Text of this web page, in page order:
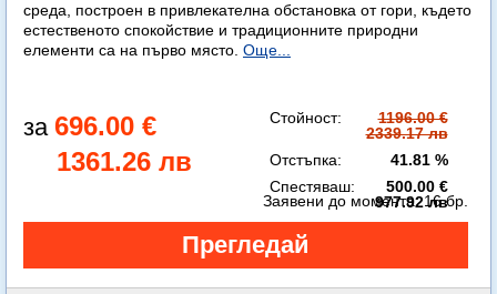
среда, построен в привлекателна обстановка от гори, където
естественото спокойствие и традиционните природни
елементи са на първо място. Още...
696.00 €
1361.26 лв
Стойност:
1196.00 €
2339.17 лв
Отстъпка:
41.81 %
Спестяваш:
500.00 €
977.92 лв
Заявени до момента:16 бр.